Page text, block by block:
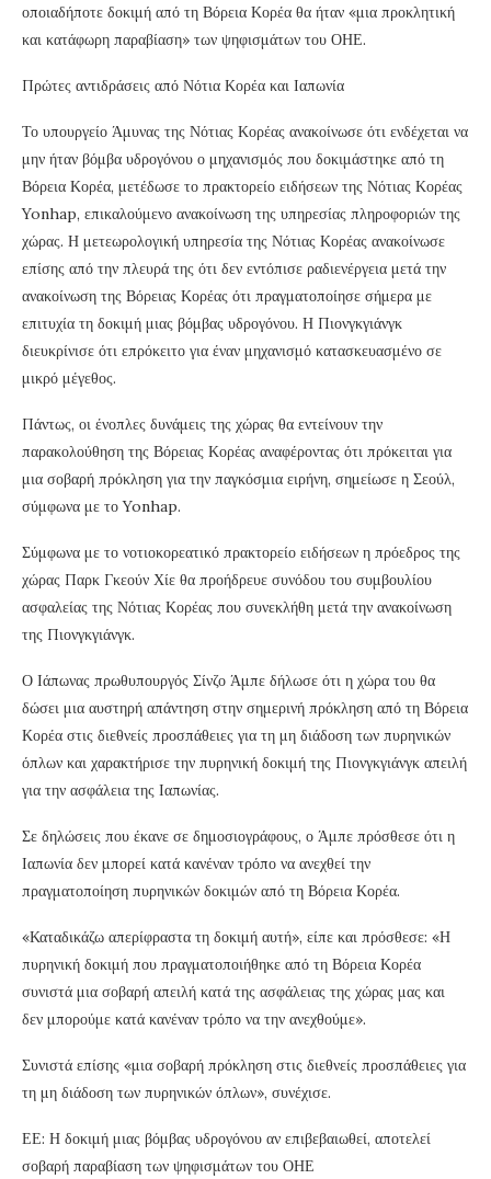
οποιαδήποτε δοκιμή από τη Βόρεια Κορέα θα ήταν «μια προκλητική
και κατάφωρη παραβίαση» των ψηφισμάτων του ΟΗΕ.
Πρώτες αντιδράσεις από Νότια Κορέα και Ιαπωνία
Το υπουργείο Άμυνας της Νότιας Κορέας ανακοίνωσε ότι ενδέχεται να
μην ήταν βόμβα υδρογόνου ο μηχανισμός που δοκιμάστηκε από τη
Βόρεια Κορέα, μετέδωσε το πρακτορείο ειδήσεων της Νότιας Κορέας
Yonhap, επικαλούμενο ανακοίνωση της υπηρεσίας πληροφοριών της
χώρας. Η μετεωρολογική υπηρεσία της Νότιας Κορέας ανακοίνωσε
επίσης από την πλευρά της ότι δεν εντόπισε ραδιενέργεια μετά την
ανακοίνωση της Βόρειας Κορέας ότι πραγματοποίησε σήμερα με
επιτυχία τη δοκιμή μιας βόμβας υδρογόνου. Η Πιονγκγιάνγκ
διευκρίνισε ότι επρόκειτο για έναν μηχανισμό κατασκευασμένο σε
μικρό μέγεθος.
Πάντως, οι ένοπλες δυνάμεις της χώρας θα εντείνουν την
παρακολούθηση της Βόρειας Κορέας αναφέροντας ότι πρόκειται για
μια σοβαρή πρόκληση για την παγκόσμια ειρήνη, σημείωσε η Σεούλ,
σύμφωνα με το Yonhap.
Σύμφωνα με το νοτιοκορεατικό πρακτορείο ειδήσεων η πρόεδρος της
χώρας Παρκ Γκεούν Χίε θα προήδρευε συνόδου του συμβουλίου
ασφαλείας της Νότιας Κορέας που συνεκλήθη μετά την ανακοίνωση
της Πιονγκγιάνγκ.
Ο Ιάπωνας πρωθυπουργός Σίνζο Άμπε δήλωσε ότι η χώρα του θα
δώσει μια αυστηρή απάντηση στην σημερινή πρόκληση από τη Βόρεια
Κορέα στις διεθνείς προσπάθειες για τη μη διάδοση των πυρηνικών
όπλων και χαρακτήρισε την πυρηνική δοκιμή της Πιονγκγιάνγκ απειλή
για την ασφάλεια της Ιαπωνίας.
Σε δηλώσεις που έκανε σε δημοσιογράφους, ο Άμπε πρόσθεσε ότι η
Ιαπωνία δεν μπορεί κατά κανέναν τρόπο να ανεχθεί την
πραγματοποίηση πυρηνικών δοκιμών από τη Βόρεια Κορέα.
«Καταδικάζω απερίφραστα τη δοκιμή αυτή», είπε και πρόσθεσε: «Η
πυρηνική δοκιμή που πραγματοποιήθηκε από τη Βόρεια Κορέα
συνιστά μια σοβαρή απειλή κατά της ασφάλειας της χώρας μας και
δεν μπορούμε κατά κανέναν τρόπο να την ανεχθούμε».
Συνιστά επίσης «μια σοβαρή πρόκληση στις διεθνείς προσπάθειες για
τη μη διάδοση των πυρηνικών όπλων», συνέχισε.
ΕΕ: Η δοκιμή μιας βόμβας υδρογόνου αν επιβεβαιωθεί, αποτελεί
σοβαρή παραβίαση των ψηφισμάτων του ΟΗΕ